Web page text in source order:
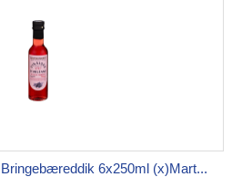
Bringebæreddik 6x250ml (x)Mart...